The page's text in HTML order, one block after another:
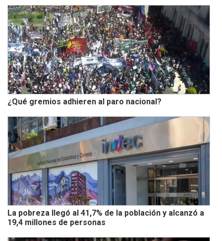
¿Qué gremios adhieren al paro nacional?
La pobreza llegó al 41,7% de la población y alcanzó a
19,4 millones de personas